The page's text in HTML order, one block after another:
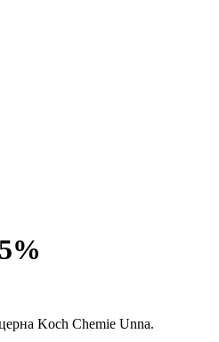
Koch Chemie Unna.